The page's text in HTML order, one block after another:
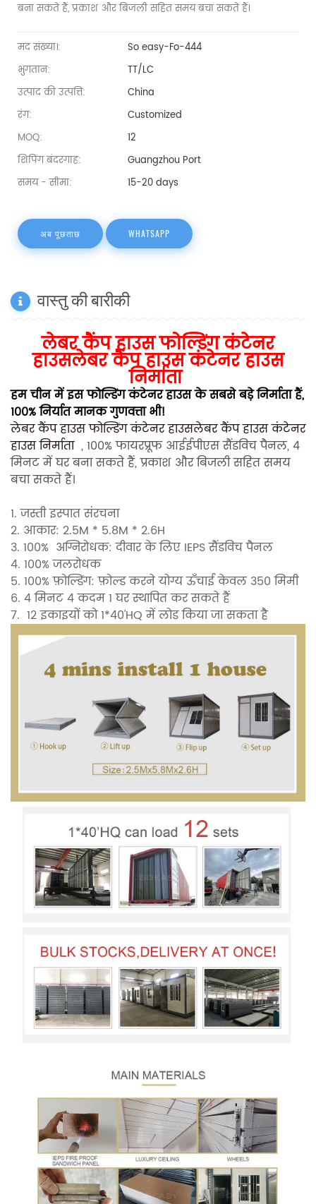
बना सकते हैं, प्रकाश और बिजली सहित समय बचा सकते हैं।
मद संख्या।:
So easy-Fo-444
भुगतान:
TT/LC
उत्पाद की उत्पत्ति:
China
रंग:
Customized
MOQ:
12
शिपिंग बंदरगाह:
Guangzhou Port
समय - सीमा:
15-20 days
अब पूछताछ WHATSAPP
वास्तु की बारीकी
लेबर कैंप हाउस फोल्डिंग कंटेनर
हाउसलेबर कैंप हाउसकंटेनर हाउस
निर्माता
हम चीन में इस फोल्डिंग कंटेनर हाउस के सबसे बड़े निर्माता हैं,
100% निर्यात मानक गुणवत्ता भी!
लेबर कैंप हाउस फोल्डिंग कंटेनर हाउसलेबर कैंप हाउस कंटेनर
हाउस निर्माता , 100% फायरप्रूफ आईईपीएस सैंडविच पैनल, 4
मिनट में घर बना सकते हैं, प्रकाश और बिजली सहित समय
बचा सकते हैं।
1. जस्ती इस्पात संरचना
2. आकार: 2.5M * 5.8M * 2.6H
3. 100% अग्निरोधक:दीवार के लिए IEPS सैंडविच पैनल
4. 100% जलरोधक
5. 100% फ़ोल्डिंग: फ़ोल्ड करने योग्य ऊँचाई केवल 350 मिमी
6. 4 मिनट 4 कदम 1 घर स्थापित कर सकते हैं
7. 12 इकाइयों को 1*40'HQ में लोड किया जा सकता है